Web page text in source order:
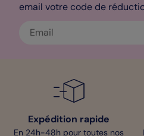
PACS , invitez vos proches à
email votre code de
Expédition rapide
En 24h-48h pour toutes nos